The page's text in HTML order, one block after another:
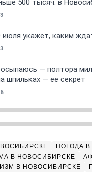
500 тысяч: в
июля укажет, каким
— полтора
шпильках — ее секрет
ПОГОДА
В НОВОСИБИРСКЕ
В НОВОСИБИРСКЕ